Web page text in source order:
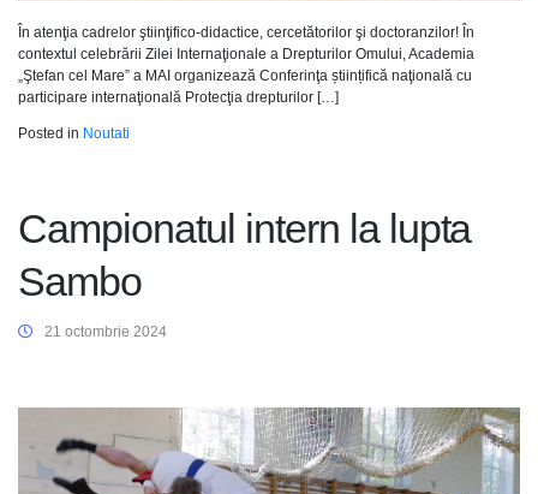
În atenţia cadrelor ştiinţifico-didactice, cercetătorilor şi doctoranzilor! În
contextul celebrării Zilei Internaţionale a Drepturilor Omului, Academia
„Ştefan cel Mare” a MAI organizează Conferinţa științifică naţională cu
participare internaţională Protecţia drepturilor […]
Posted in Noutati
Campionatul intern la lupta
Sambo
21 octombrie 2024